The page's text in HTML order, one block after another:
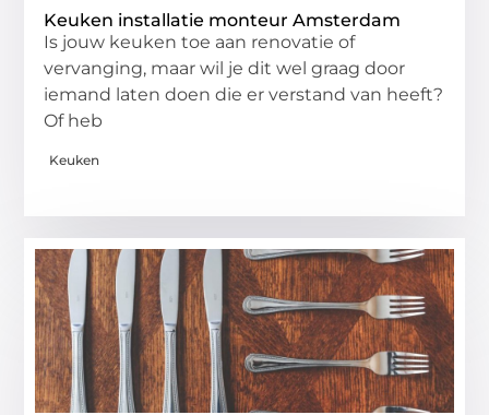
Keuken installatie monteur Amsterdam
Is jouw keuken toe aan renovatie of
vervanging, maar wil je dit wel graag door
iemand laten doen die er verstand van heeft?
Of heb
Keuken